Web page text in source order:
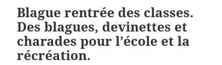
Blague rentrée des classes.
Des blagues, devinettes et
charades pour l’école et la
récréation.